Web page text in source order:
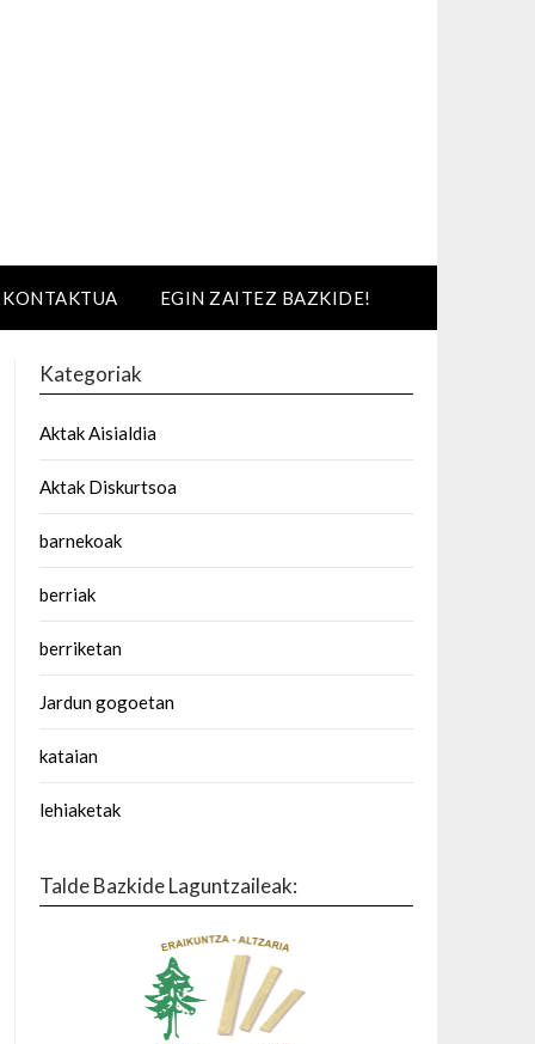
KONTAKTUA EGIN ZAITEZ BAZKIDE!
Kategoriak
Aktak Aisialdia
Aktak Diskurtsoa
barnekoak
berriak
berriketan
Jardun gogoetan
kataian
lehiaketak
Talde Bazkide Laguntzaileak: